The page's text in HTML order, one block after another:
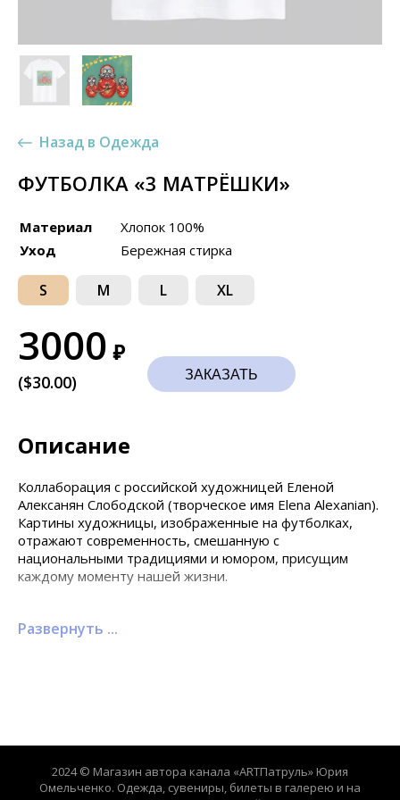
Назад в Одежда
ФУТБОЛКА «3 МАТРЁШКИ»
Материал
Хлопок 100%
Уход
Бережная стирка
S M L XL
3000 ₽
($30.00) ЗАКАЗАТЬ
Описание
Коллаборация с российской художницей Еленой
Алексанян Слободской (творческое имя Elena Alexanian).
Картины художницы, изображенные на футболках,
отражают современность, смешанную с
национальными традициями и юмором, присущим
каждому моменту нашей жизни.
«Искусство и спорт» галереи Omelchenko.
2024 © Магазин автора канала «ARTПатруль» Юрия
Омельченко. Одежда, сувениры, билеты в галерею и на